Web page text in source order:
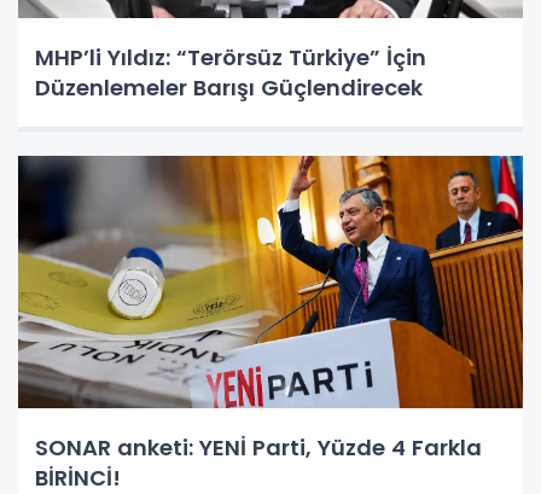
MHP’li Yıldız: “Terörsüz Türkiye” İçin
Düzenlemeler Barışı Güçlendirecek
SONAR anketi: YENİ Parti, Yüzde 4 Farkla
BİRİNCİ!